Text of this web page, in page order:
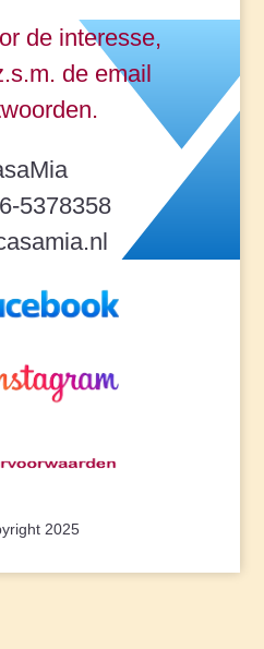
de interesse,
de email
5378358
2025